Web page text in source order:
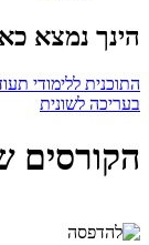
הינך נמצא
התוכנית ללימודי
בעריכה לשונית
הקורסים